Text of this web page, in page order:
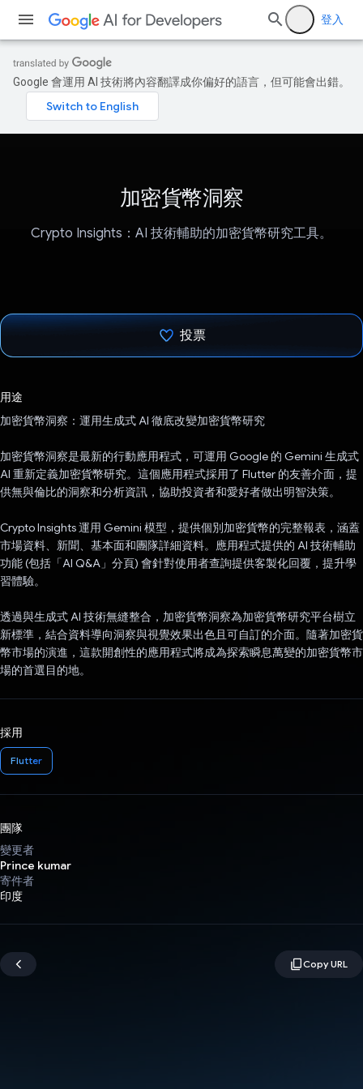
登入
Google 會運用 AI 技術將內容翻譯成你偏好的語言，但可能會出錯。
加密貨幣洞察
Crypto Insights：AI 技術輔助的加密貨幣研究工具。
投票
用途
加密貨幣洞察：運用生成式 AI 徹底改變加密貨幣研究
加密貨幣洞察是最新的行動應用程式，可運用 Google 的 Gemini 生成式
AI 重新定義加密貨幣研究。這個應用程式採用了 Flutter 的友善介面，提
供無與倫比的洞察和分析資訊，協助投資者和愛好者做出明智決策。
Crypto Insights 運用 Gemini 模型，提供個別加密貨幣的完整報表，涵蓋
市場資料、新聞、基本面和團隊詳細資料。應用程式提供的 AI 技術輔助
功能 (包括「AI Q&A」分頁) 會針對使用者查詢提供客製化回覆，提升學
習體驗。
透過與生成式 AI 技術無縫整合，加密貨幣洞察為加密貨幣研究平台樹立
新標準，結合資料導向洞察與視覺效果出色且可自訂的介面。隨著加密貨
幣市場的演進，這款開創性的應用程式將成為探索瞬息萬變的加密貨幣市
場的首選目的地。
採用
Flutter
團隊
變更者
Prince kumar
寄件者
印度